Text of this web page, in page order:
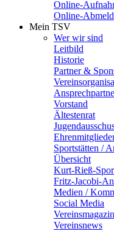
Online-
Online-
Mein TSV
Wer wir sind
Leitbild
Historie
Partner &
Vorstand
Ältestenrat
Sportstätten /
Übersicht
Kurt-Rieß-
Fritz-Jacobi-
Medien /
Social Media
Vereinsnews